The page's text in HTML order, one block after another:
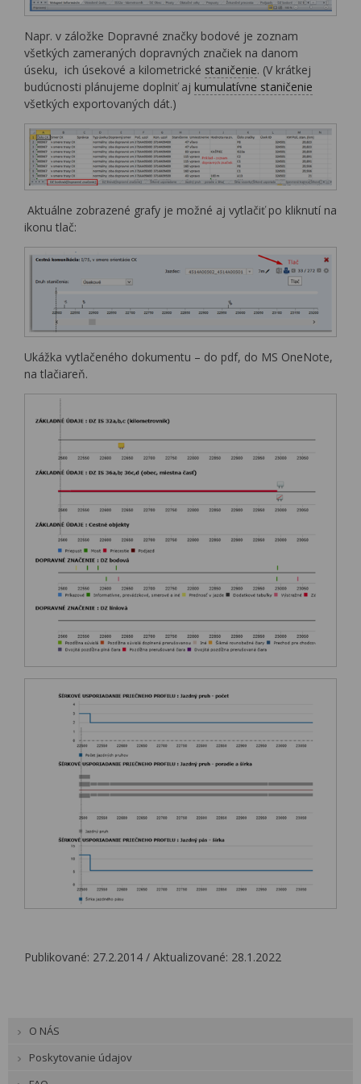
Napr. v záložke Dopravné značky bodové je zoznam
všetkých zameraných dopravných značiek na danom
úseku, ich úsekové a kilometrické staničenie. (V krátkej
budúcnosti plánujeme doplniť aj kumulatívne staničenie
všetkých exportovaných dát.)
Aktuálne zobrazené grafy je možné aj vytlačiť po kliknutí na
ikonu tlač:
Ukážka vytlačeného dokumentu – do pdf, do MS OneNote,
na tlačiareň.
Publikované: 27.2.2014 / Aktualizované: 28.1.2022
O NÁS
Poskytovanie údajov